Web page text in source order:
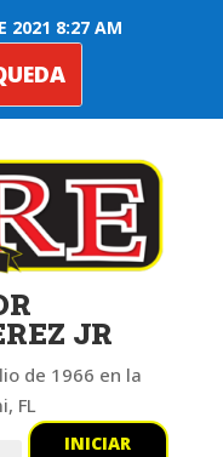
2021 8:27 AM
JR
de 1966 en la
FL
INICIAR